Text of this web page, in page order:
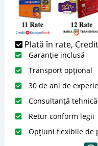
Plată în rate,
Garanție inclusă
Transport opțional
30 de ani de
Consultanță tehnică
Retur conform legii
Opțiuni flexibile de